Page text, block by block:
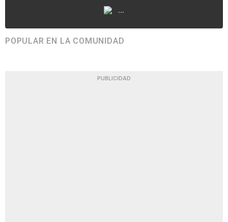
...
POPULAR EN LA COMUNIDAD
PUBLICIDAD